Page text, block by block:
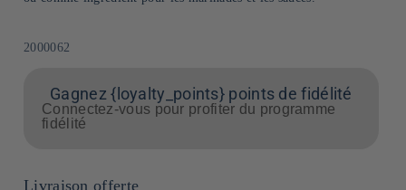
SKU:
2000062
Gagnez {loyalty_points} points de fidélité
Connectez-vous pour profiter du programme
fidélité
Livraison offerte